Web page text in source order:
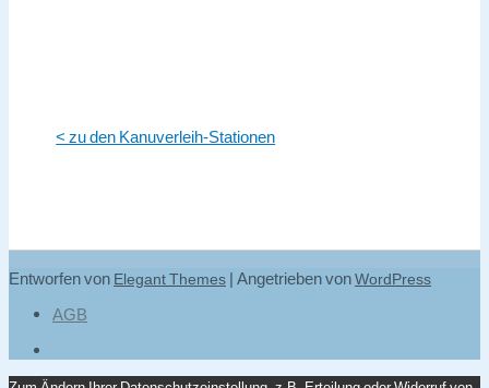
< zu den Kanuverleih-Stationen
Entworfen von Elegant Themes | Angetrieben vonWordPress
AGB